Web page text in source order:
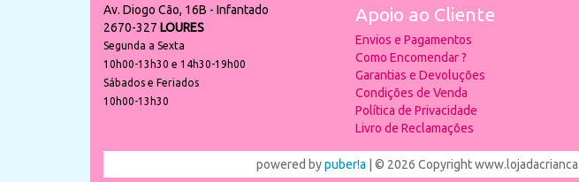
Av. Diogo Cão, 16B - Infantado
2670-327 LOURES
Segunda a Sexta
10h00-13h30 e 14h30-19h00
Sábados e Feriados
10h00-13h30
Apoio ao Cliente
Envios e Pagamentos
Como Encomendar ?
Garantias e Devoluções
Condições de Venda
Política de Privacidade
Livro de Reclamações
powered bypuber!a | © 2026 Copyright